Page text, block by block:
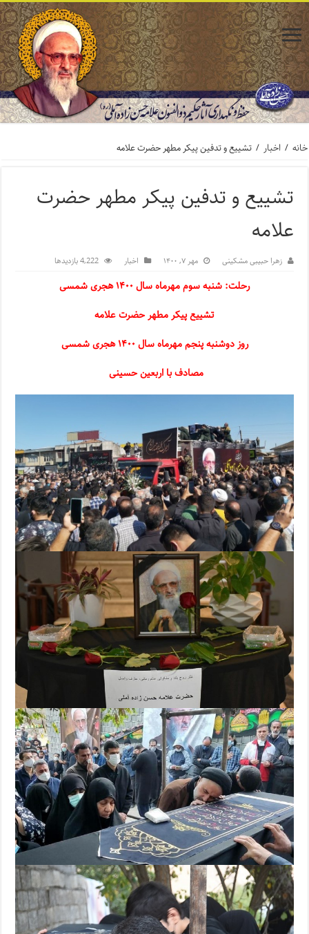
خانه / اخبار / تشییع و تدفین پیکر مطهر حضرت علامه
تشییع و تدفین پیکر مطهر حضرت
علامه
زهرا حبیبی مشکینی مهر ۷, ۱۴۰۰ اخبار 4,222 بازدیدها
رحلت: شنبه سوم مهرماه سال ۱۴۰۰ هجری شمسی
تشییع پیکر مطهر حضرت علامه
روز دوشنبه پنجم مهرماه سال ۱۴۰۰ هجری شمسی
مصادف با اربعین حسینی